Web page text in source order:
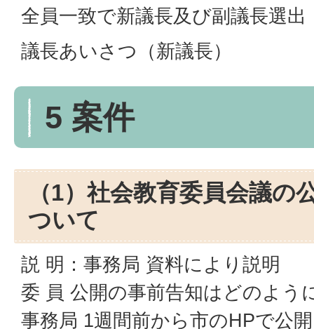
全員一致で新議長及び副議長選出
議長あいさつ（新議長）
5 案件
（1）社会教育委員会議の
ついて
説 明：事務局 資料により説明
委 員 公開の事前告知はどのよう
事務局 1週間前から市のHPで公